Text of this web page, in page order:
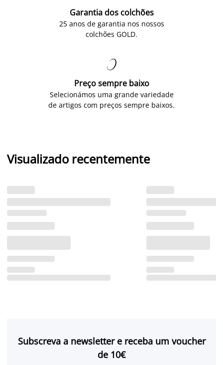
Garantia dos colchões
25 anos de garantia nos nossos
colchões GOLD.

Preço sempre baixo
Selecionámos uma grande variedade
de artigos com preços sempre baixos.
Visualizado recentemente
Subscreva a newsletter e receba um voucher
de 10€